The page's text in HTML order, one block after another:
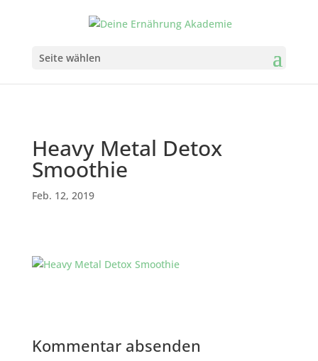
Seite wählen
Heavy Metal Detox
Smoothie
Feb. 12, 2019
Kommentar absenden